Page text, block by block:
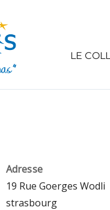
LE
Adresse
19 Rue Goerges Wodli
strasbourg